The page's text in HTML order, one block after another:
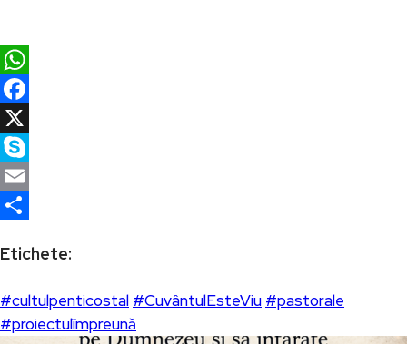
WhatsApp
Facebook
X
Skype
Email
Etichete:
#cultulpenticostal #CuvântulEsteViu #pastorale
#proiectulîmpreună